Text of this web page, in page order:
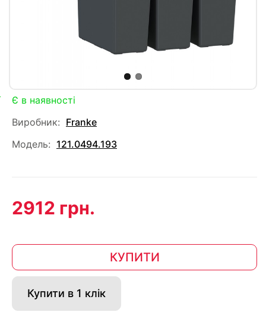
Є в наявності
Виробник: Franke
Модель: 121.0494.193
2912 грн.
КУПИТИ
Купити в 1 клік